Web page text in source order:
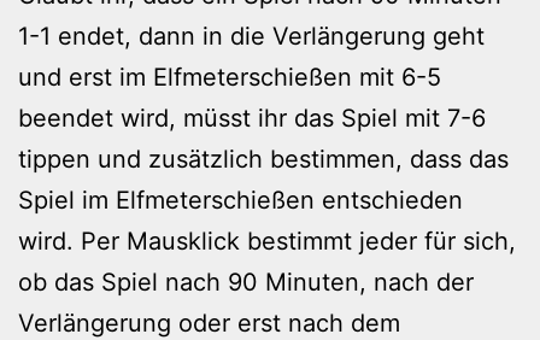
1-1 endet, dann in die Verlängerung geht
und erst im Elfmeterschießen mit 6-5
beendet wird, müsst ihr das Spiel mit 7-6
tippen und zusätzlich bestimmen, dass das
Spiel im Elfmeterschießen entschieden
wird. Per Mausklick bestimmt jeder für sich,
ob das Spiel nach 90 Minuten, nach der
Verlängerung oder erst nach dem